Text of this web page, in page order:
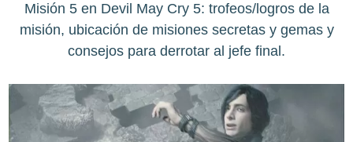
Misión 5 en Devil May Cry 5: trofeos/logros de la
misión, ubicación de misiones secretas y gemas y
consejos para derrotar al jefe final.